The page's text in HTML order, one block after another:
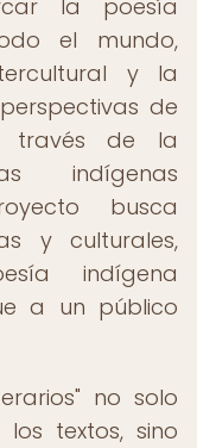
la poesía
el mundo,
y la
de
través de la
indígenas
busca
y culturales,
indígena
a un público
no solo
textos, sino